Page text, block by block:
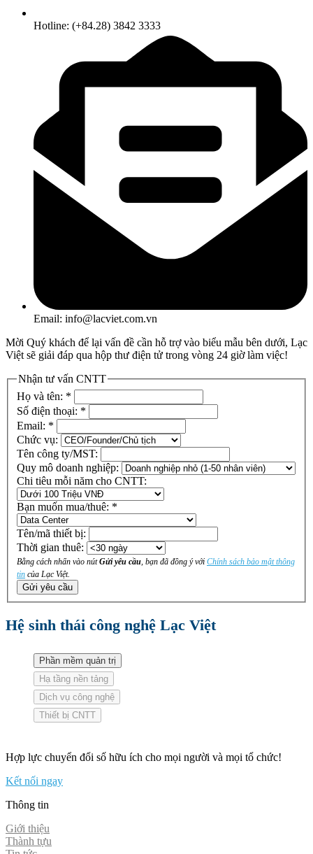
Hotline: (+84.28) 3842 3333
Email: info@lacviet.com.vn
Mời Quý khách để lại vấn đề cần hỗ trợ vào biểu mẫu bên dưới, Lạc
Việt sẽ giải đáp qua hộp thư điện tử trong vòng 24 giờ làm việc!
Nhận tư vấn CNTT
Họ và tên: *
Số điện thoại: *
Email: *
Chức vụ:
Tên công ty/MST:
Quy mô doanh nghiệp:
Chi tiêu mỗi năm cho CNTT:
Bạn muốn mua/thuê: *
Tên/mã thiết bị:
Thời gian thuê:
Bằng cách nhấn vào nútGửi yêu cầu , bạn đã đồng ý với Chính sách bảo mật thông
tin của Lạc Việt.
Gửi yêu cầu
Hệ sinh thái công nghệ Lạc Việt
Phần mềm quản trị
Hạ tầng nền tảng
Dịch vụ công nghệ
Thiết bị CNTT
Hợp lực chuyển đổi số hữu ích cho mọi người và mọi tổ chức!
Kết nối ngay
Thông tin
Giới thiệu
Thành tựu